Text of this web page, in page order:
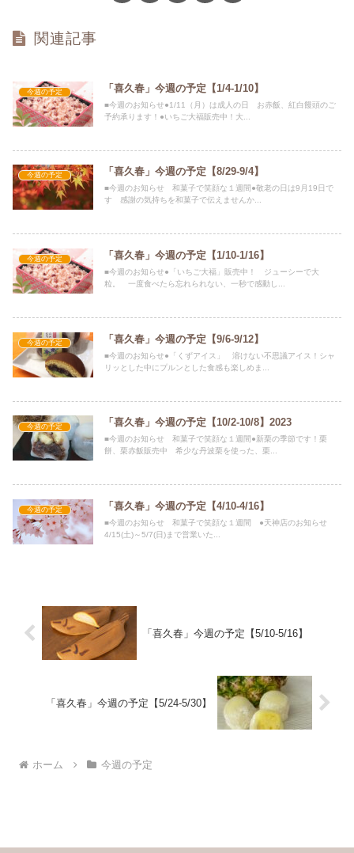
関連記事
今週の予定 「喜久春」今週の予定【1/4-1/10】
■今週のお知らせ●1/11（月）は成人の日 お赤飯、紅白饅頭のご
予約承ります！●いちご大福販売中！大...
今週の予定 「喜久春」今週の予定【8/29-9/4】
■今週のお知らせ 和菓子で笑顔な１週間●敬老の日は9月19日で
す 感謝の気持ちを和菓子で伝えませんか...
今週の予定 「喜久春」今週の予定【1/10-1/16】
■今週のお知らせ●「いちご大福」販売中！ ジューシーで大
粒。 一度食べたら忘れられない、一秒で感動し...
今週の予定 「喜久春」今週の予定【9/6-9/12】
■今週のお知らせ●「くずアイス」 溶けない不思議アイス！シャ
リッとした中にプルンとした食感も楽しめま...
今週の予定 「喜久春」今週の予定【10/2-10/8】2023
■今週のお知らせ 和菓子で笑顔な１週間●新栗の季節です！栗
餅、栗赤飯販売中 希少な丹波栗を使った、栗...
今週の予定 「喜久春」今週の予定【4/10-4/16】
■今週のお知らせ 和菓子で笑顔な１週間 ●天神店のお知らせ
4/15(土)～5/7(日)まで営業いた...
「喜久春」今週の予定【5/10-5/16】
「喜久春」今週の予定【5/24-5/30】
ホーム 今週の予定